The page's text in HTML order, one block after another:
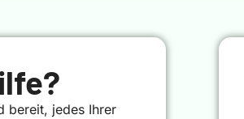
bereit, jedes Ihrer